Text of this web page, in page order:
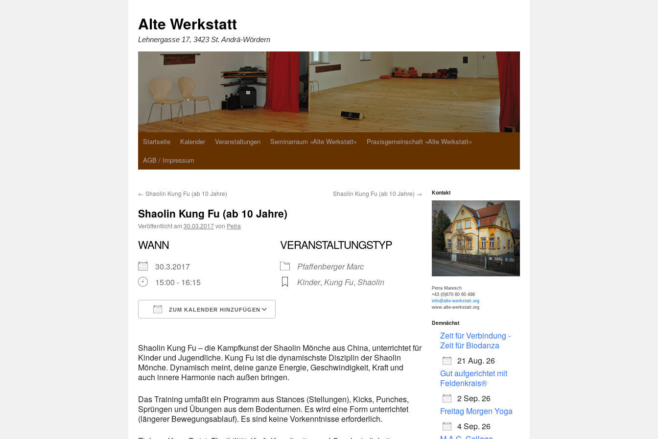
Alte Werkstatt
Lehnergasse 17, 3423 St. Andrä-Wördern
Startseite Kalender Veranstaltungen Seminarraum »Alte Werkstatt«
Praxisgemeinschaft »Alte Werkstatt«
AGB / Impressum
← Shaolin Kung Fu (ab 10 Jahre) Shaolin Kung Fu (ab 10 Jahre) →
Shaolin Kung Fu (ab 10 Jahre)
Veröffentlicht am 30.03.2017von Petra
WANN
30.3.2017
15:00 - 16:15
ZUM KALENDER HINZUFÜGEN
iCalendar
VERANSTALTUNGSTYP
Pfaffenberger Marc
Kinder, Kung Fu, Shaolin
Shaolin Kung Fu – die Kampfkunst der Shaolin Mönche aus China, unterrichtet für
Kinder und Jugendliche. Kung Fu ist die dynamischste Disziplin der Shaolin
Mönche. Dynamisch meint, deine ganze Energie, Geschwindigkeit, Kraft und
auch innere Harmonie nach außen bringen.
Das Training umfaßt ein Programm aus Stances (Stellungen), Kicks, Punches,
Sprüngen und Übungen aus dem Bodenturnen. Es wird eine Form unterrichtet
(längerer Bewegungsablauf). Es sind keine Vorkenntnisse erforderlich.
Kontakt
Petra Maresch
+43 (0)670 60 60 498
info@alte-werkstatt.org
www.alte-werkstatt.org
Demnächst
Zeit für Verbindung -
Zeit für Biodanza
21 Aug. 26
Gut aufgerichtet mit
Feldenkrais®
2 Sep. 26
Freitag Morgen Yoga
4 Sep. 26